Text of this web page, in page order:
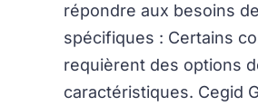
répondre aux besoins
spécifiques : Certains
requièrent des options
caractéristiques. Cegid